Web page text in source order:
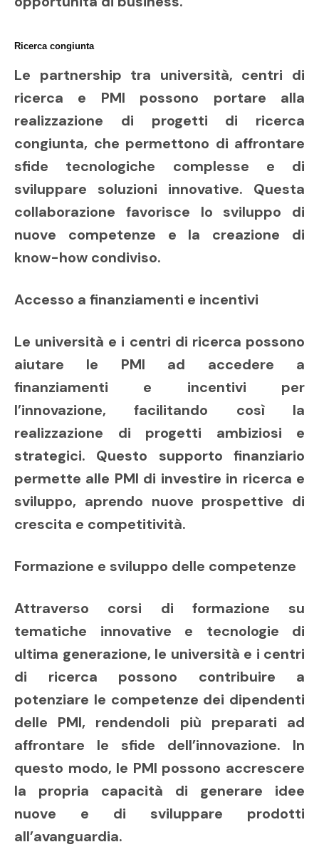
Ricerca congiunta
Le partnership tra università, centri di
ricerca e PMI possono portare alla
realizzazione di progetti di ricerca
congiunta, che permettono di affrontare
sfide tecnologiche complesse e di
sviluppare soluzioni innovative. Questa
collaborazione favorisce lo sviluppo di
nuove competenze e la creazione di
know-how condiviso.
Accesso a finanziamenti e incentivi
Le università e i centri di ricerca possono
aiutare le PMI ad accedere a
finanziamenti e incentivi per
l’innovazione, facilitando così la
realizzazione di progetti ambiziosi e
strategici. Questo supporto finanziario
permette alle PMI di investire in ricerca e
sviluppo, aprendo nuove prospettive di
crescita e competitività.
Formazione e sviluppo delle competenze
Attraverso corsi di formazione su
tematiche innovative e tecnologie di
ultima generazione, le università e i centri
di ricerca possono contribuire a
potenziare le competenze dei dipendenti
delle PMI, rendendoli più preparati ad
affrontare le sfide dell’innovazione. In
questo modo, le PMI possono accrescere
la propria capacità di generare idee
nuove e di sviluppare prodotti
all’avanguardia.